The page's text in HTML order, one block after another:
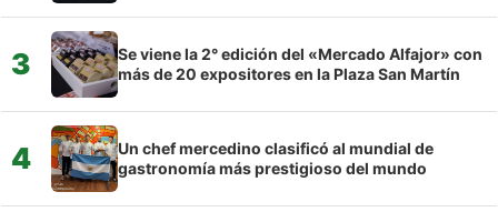
3
Se viene la 2° edición del «Mercado Alfajor» con
más de 20 expositores en la Plaza San Martín
4
Un chef mercedino clasificó al mundial de
gastronomía más prestigioso del mundo